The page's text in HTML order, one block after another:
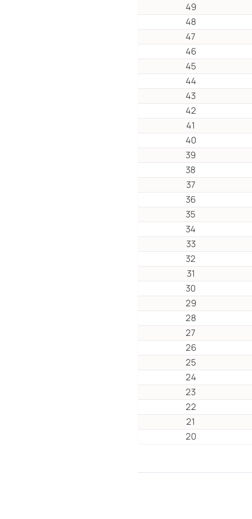
49
48
47
46
45
44
43
42
41
40
39
38
37
36
35
34
33
32
31
30
29
28
27
26
25
24
23
22
21
20